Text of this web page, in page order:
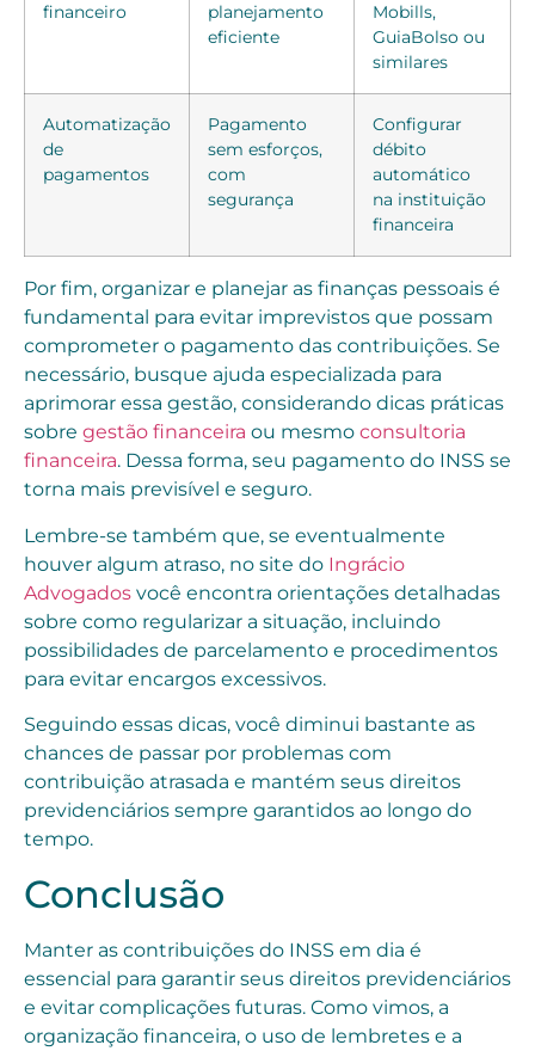
financeiro
planejamento
eficiente
Mobills,
GuiaBolso ou
similares
Automatização
de
pagamentos
Pagamento
sem esforços,
com
segurança
Configurar
débito
automático
na instituição
financeira
Por fim, organizar e planejar as finanças pessoais é
fundamental para evitar imprevistos que possam
comprometer o pagamento das contribuições. Se
necessário, busque ajuda especializada para
aprimorar essa gestão, considerando dicas práticas
sobre gestão financeira ou mesmo consultoria
financeira. Dessa forma, seu pagamento do INSS se
torna mais previsível e seguro.
Lembre-se também que, se eventualmente
houver algum atraso, no site do Ingrácio
Advogados você encontra orientações detalhadas
sobre como regularizar a situação, incluindo
possibilidades de parcelamento e procedimentos
para evitar encargos excessivos.
Seguindo essas dicas, você diminui bastante as
chances de passar por problemas com
contribuição atrasada e mantém seus direitos
previdenciários sempre garantidos ao longo do
tempo.
Conclusão
Manter as contribuições do INSS em dia é
essencial para garantir seus direitos previdenciários
e evitar complicações futuras. Como vimos, a
organização financeira, o uso de lembretes e a